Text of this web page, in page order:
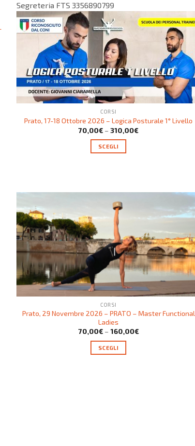
Segreteria FTS 3356890799
CORSI
Prato, 17-18 Ottobre 2026 – Logica Posturale 1° Livello
70,00€ – 310,00€
SCEGLI
CORSI
Prato, 29 Novembre 2026 – PRATO – Master Functional
Ladies
70,00€– 160,00€
SCEGLI